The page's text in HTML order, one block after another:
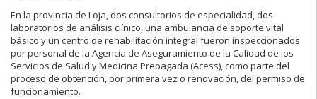
En la provincia de Loja, dos consultorios de especialidad, dos
laboratorios de análisis clínico, una ambulancia de soporte vital
básico y un centro de rehabilitación integral fueron inspeccionados
por personal de la Agencia de Aseguramiento de la Calidad de los
Servicios de Salud y Medicina Prepagada (Acess), como parte del
proceso de obtención, por primera vez o renovación, del permiso de
funcionamiento.